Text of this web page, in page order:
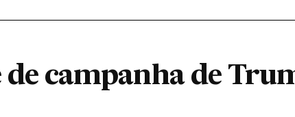
de campanha de